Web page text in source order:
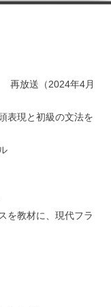
再放送（2024年4月
表現と初級の文法を
を教材に、現代フラ